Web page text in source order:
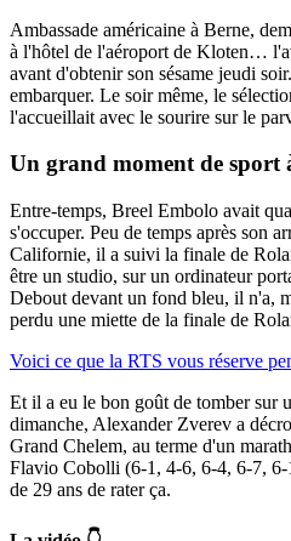
Ambassade américaine à Berne,
à l'hôtel de l'aéroport de Kloten…
avant d'obtenir son sésame jeudi
embarquer. Le soir même, le
l'accueillait avec le sourire sur le
Un grand moment de sport
Entre-temps, Breel Embolo avait
s'occuper. Peu de temps après son
Californie, il a suivi la finale de
être un studio, sur un ordinateur
Debout devant un fond bleu, il n'a,
perdu une miette de la finale de
Voici ce que la RTS vous réserve
Et il a eu le bon goût de tomber sur
dimanche, Alexander Zverev a
Grand Chelem, au terme d'un
Flavio Cobolli (6-1, 4-6, 6-4, 6-7, 6-
de 29 ans de rater ça.